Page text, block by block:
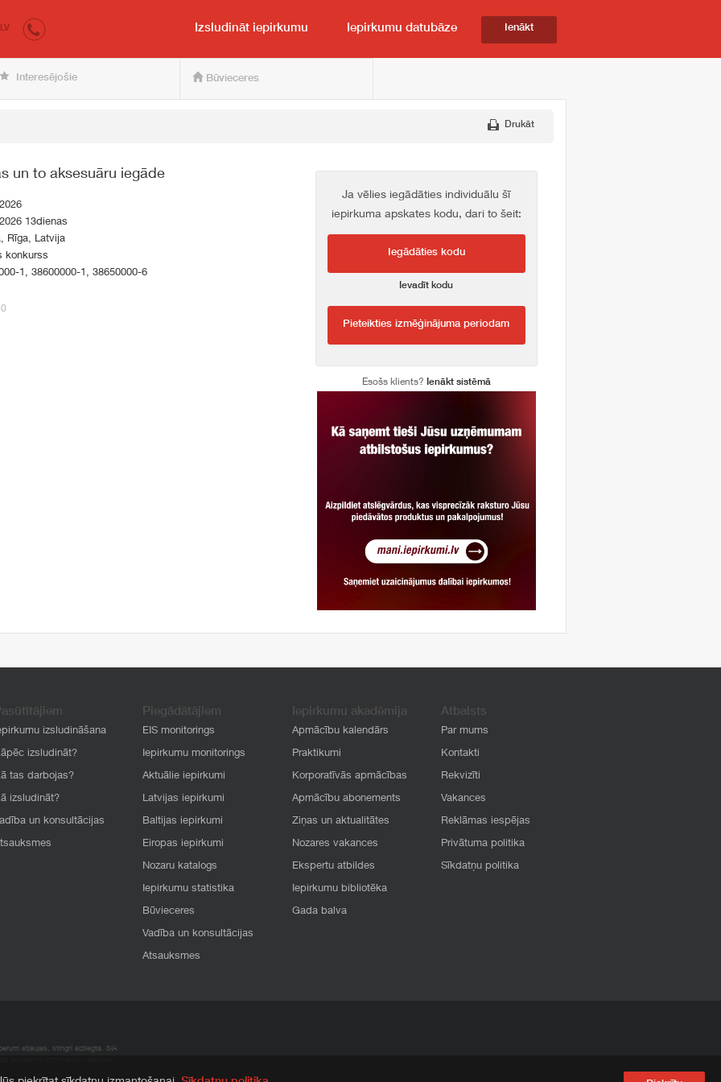
pircējam un pārdevējam
LV Izsludināt iepirkumu Iepirkumu datubāze Ienākt
Interesējošie Būvieceres
Drukāt
un to aksesuāru iegāde
13dienas
Rīga, Latvija
konkurss
1, 38600000-1, 38650000-6
Ja vēlies iegādāties individuālu šī
iepirkuma apskates kodu, dari to šeit:
Iegādāties kodu
Ievadīt kodu
Pieteikties izmēģinājuma periodam
Esošs klients? Ienākt sistēmā
izsludināšana
izsludināt?
tas darbojas?
izsludināt?
un konsultācijas
Piegādātājiem
EIS monitorings
Iepirkumu monitorings
Aktuālie iepirkumi
Latvijas iepirkumi
Baltijas iepirkumi
Eiropas iepirkumi
Nozaru katalogs
Iepirkumu statistika
Būvieceres
Vadība un konsultācijas
Atsauksmes
Iepirkumu akadēmija
Apmācību kalendārs
Praktikumi
Korporatīvās apmācības
Apmācību abonements
Ziņas un aktualitātes
Nozares vakances
Ekspertu atbildes
Iepirkumu bibliotēka
Gada balva
Atbalsts
Par mums
Kontakti
Rekvizīti
Vakances
Reklāmas iespējas
Privātuma politika
Sīkdatņu politika
atļaujas, stingri aizliegta. SIA